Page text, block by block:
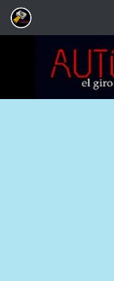
Saltar al contenido